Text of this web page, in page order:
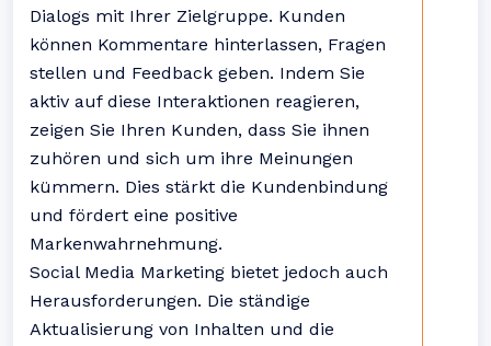
Dialogs mit Ihrer Zielgruppe. Kunden
können Kommentare hinterlassen, Fragen
stellen und Feedback geben. Indem Sie
aktiv auf diese Interaktionen reagieren,
zeigen Sie Ihren Kunden, dass Sie ihnen
zuhören und sich um ihre Meinungen
kümmern. Dies stärkt die Kundenbindung
und fördert eine positive
Markenwahrnehmung.
Social Media Marketing bietet jedoch auch
Herausforderungen. Die ständige
Aktualisierung von Inhalten und die